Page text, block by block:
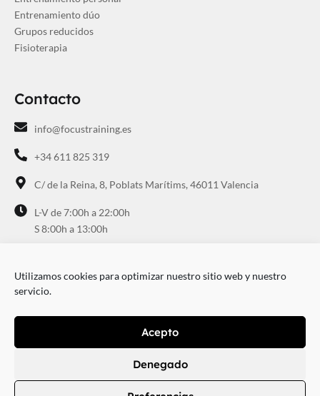
Utilizamos cookies para optimizar nuestro sitio web y nuestro
servicio.
Acepto
Denegado
Entrenamiento dúo
Grupos reducidos
Fisioterapia
Contacto
info@focustraining.es
+34 611 825 319
C/ de la Reina, 8, Poblats Marítims, 46011 Valencia
L-V de 7:00h a 22:00h
S 8:00h a 13:00h
Focus Training2026© Todos los derechos reservados
Política de privacidad